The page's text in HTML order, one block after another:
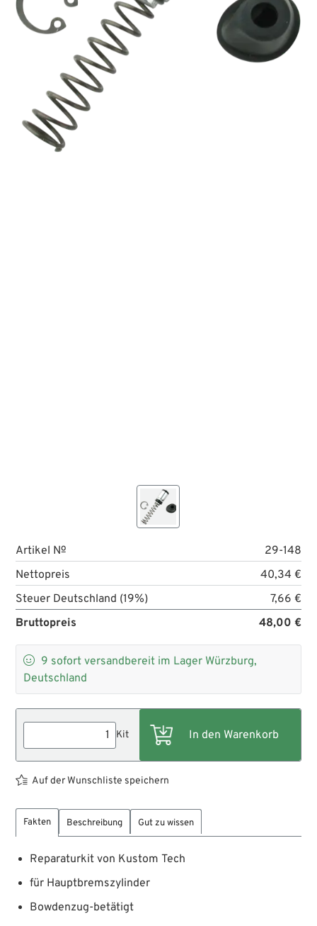
Artikel №
29-148
Nettopreis
40,34 €
Steuer Deutschland (19%)
7,66 €
Bruttopreis
48,00 €
 9 sofort versandbereit im Lager Würzburg,
Deutschland
Kit
Auf der Wunschliste speichern
Fakten Beschreibung Gut zu wissen
Reparaturkit von Kustom Tech
für Hauptbremszylinder
Bowdenzug-betätigt